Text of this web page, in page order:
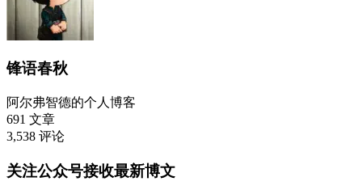
锋语春秋
阿尔弗智德的个人博客
691 文章
3,538 评论
关注公众号接收最新博文